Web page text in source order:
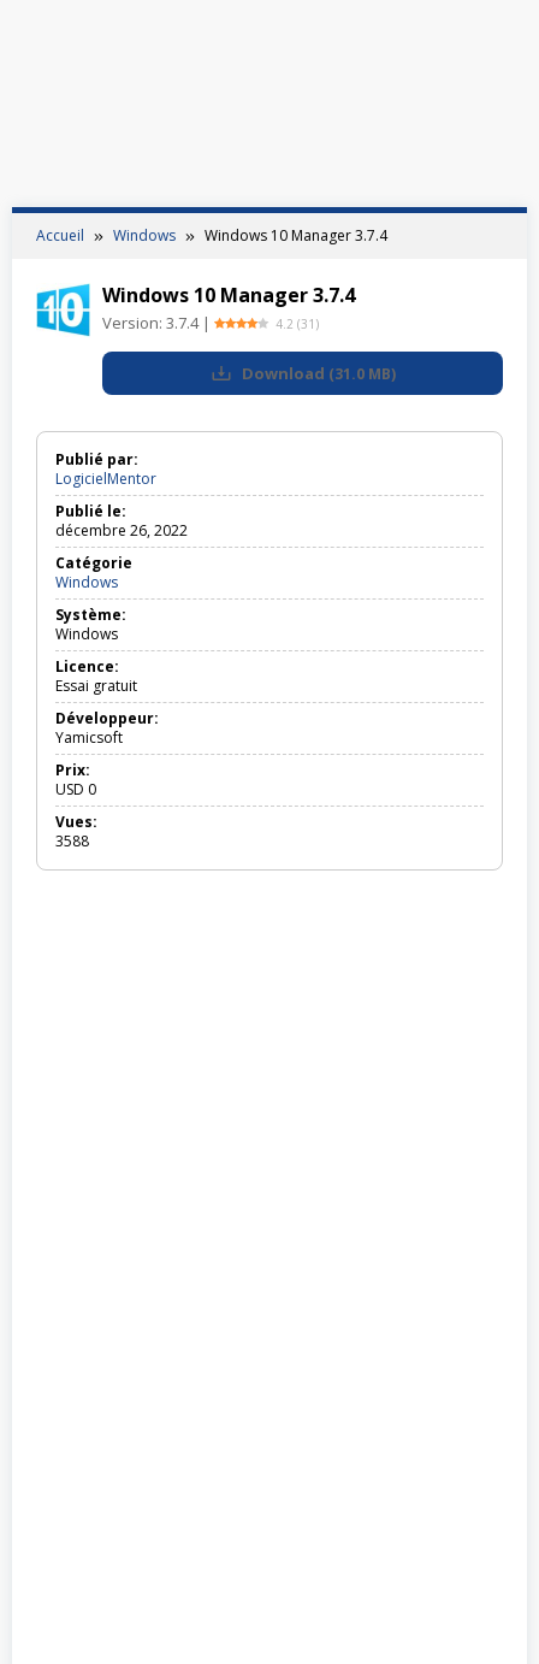
Accueil Windows Windows 10 Manager 3.7.4
Windows 10 Manager 3.7.4
Version: 3.7.4| 4.2 (31 )
Download (31.0 MB)
Publié par:
LogicielMentor
Publié le:
décembre 26, 2022
Catégorie
WindowsWindows
Système:
Windows
Licence:
Essai gratuit
Développeur:
Yamicsoft
Prix:
USD 0
Vues:
3588